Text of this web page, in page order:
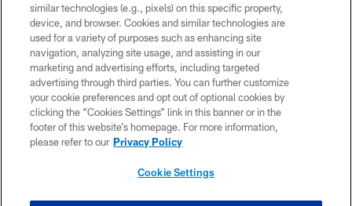
© 2026 Forty Niners Football Company LLC
TERMS AND CONDITIONS
PRIVACY POLICY
ACCESSIBILITY
CONTACT US
similar technologies (e.g., pixels) on this specific property,
device, and browser. Cookies and similar technologies are
used for a variety of purposes such as enhancing site
navigation, analyzing site usage, and assisting in our
marketing and advertising efforts, including targeted
advertising through third parties. You can further customize
your cookie preferences and opt out of optional cookies by
clicking the “Cookies Settings” link in this banner or in the
footer of this website’s homepage. For more information,
please refer to our Privacy Policy
Cookie Settings